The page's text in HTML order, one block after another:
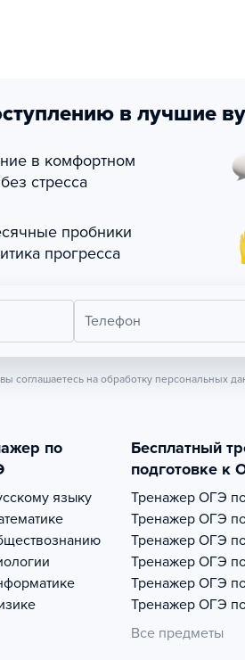
в лучшие
в комфортном
стресса
пробники
прогресса
Телефон
соглашаетесь на обработку персональных
по
языку
Бесплатный
подготовке к
Тренажер ОГЭ
Тренажер ОГЭ
Тренажер ОГЭ
Тренажер ОГЭ
Тренажер ОГЭ
Тренажер ОГЭ
Все предметы